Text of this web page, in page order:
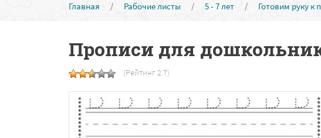
Главная / Рабочие листы / 5 - 7 лет / Готовим руку к
Прописи для
(Рейтинг 2.7)